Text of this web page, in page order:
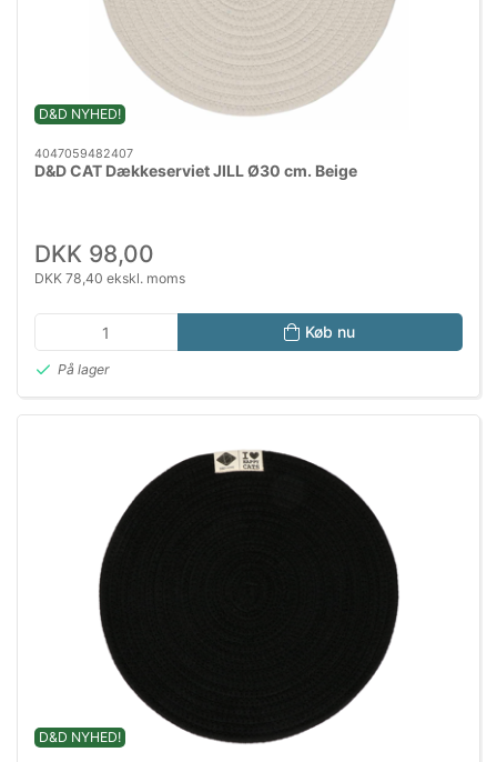
D&D NYHED!
4047059482407
D&D CAT Dækkeserviet JILL Ø30 cm. Beige
DKK 98,00
DKK 78,40 ekskl. moms
Køb nu
På lager
D&D NYHED!